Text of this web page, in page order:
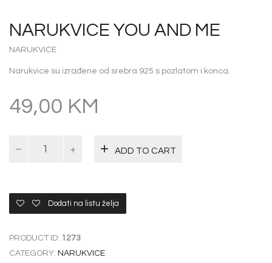
NARUKVICE YOU AND ME
NARUKVICE
Narukvice su izrađene od srebra 925 s pozlatom i konca.
49,00 KM
ADD TO CART
Dodati na listu želja
PRODUCT ID: 1273
CATEGORY: NARUKVICE